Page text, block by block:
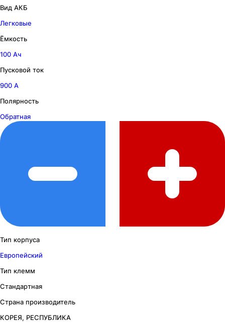
Вид АКБ
Легковые
Ёмкость
100 Ач
Пусковой ток
900 А
Полярность
Обратная
Тип корпуса
Европейский
Тип клемм
Стандартная
Страна производитель
КОРЕЯ, РЕСПУБЛИКА